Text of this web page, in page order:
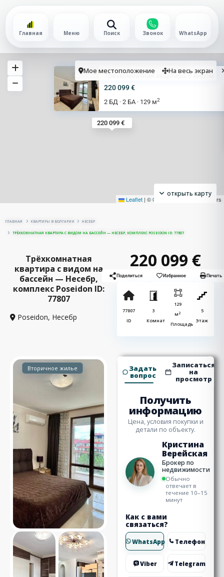
Главная Меню Поиск Звонок WhatsApp
220 099 €
Трёхкомнатная квартира с видом
220 099 €
2 БД · 2 БА · 129 м2
Leaflet | ©OpenStreetMap contributors
открыть карту
Мое местоположение На весь экран
ГЛАВНАЯ КВАРТИРЫ В БОЛГАРИИ НЕСЕБР
ТРЁХКОМНАТНАЯ КВАРТИРА С ВИДОМ НА БАССЕЙН — НЕСЕБР, КОМПЛЕКС POSEIDON ID: 77807
Трёхкомнатная
квартира с видом на
бассейн — Несебр,
комплекс Poseidon ID:
77807
Poseidon, Несебр
220 099 €
Поделиться Избранное Печать
77807
ID
3
Комнат
129
м2
Площадь
5
Этаж
Вторичное жилье Задать
вопрос
Записаться
на
просмотр
Получить
информацию
Цена, условия покупки и
детали по объекту.
Кристина
Верейская
Брокер по
недвижимости
Обычно
отвечает в
течение 10–15
минут
Как с вами
связаться?
WhatsApp Телефон
Viber Telegram